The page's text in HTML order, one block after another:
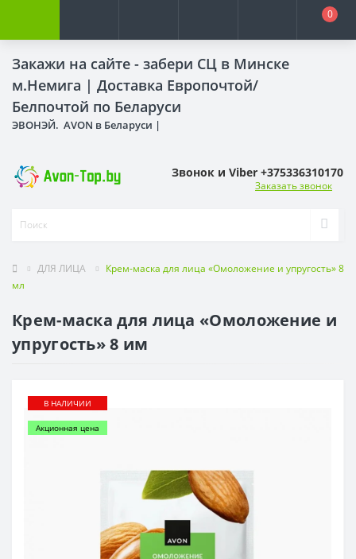
Закажи на сайте - забери СЦ в Минске
м.Немига | Доставка Европочтой/
Белпочтой по Беларуси
ЭВОНЭЙ. AVON в Беларуси |
0
Звонок и Viber +375336310170
Заказать звонок
ДЛЯ ЛИЦА
Крем-маска для лица «Омоложение и упругость» 8
мл
Крем-маска для лица «Омоложение и
упругость» 8 им
В НАЛИЧИИ
Акционная цена